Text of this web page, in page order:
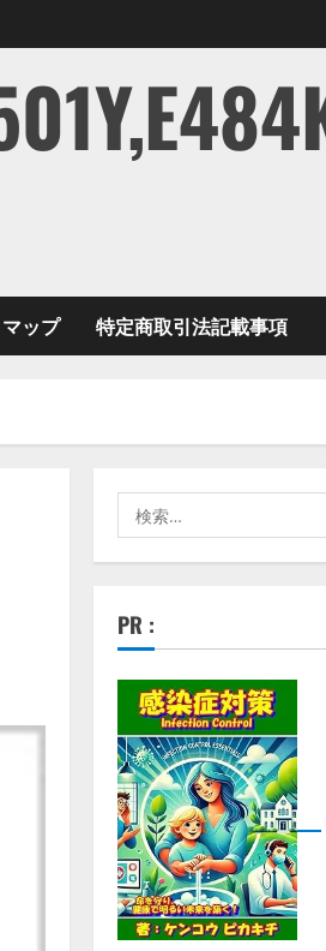
ップ 特定商取引法記載事項
索:
PR :